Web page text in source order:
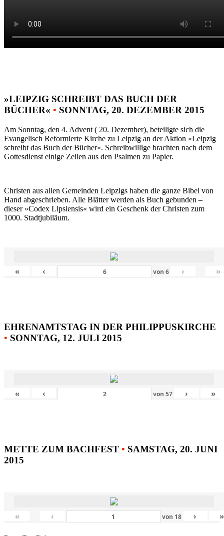
»LEIPZIG SCHREIBT DAS BUCH DER
BÜCHER« • SONNTAG, 20. DEZEMBER 2015
Am Sonntag, den 4. Advent ( 20. Dezember), beteiligte sich die
Evangelisch Reformierte Kirche zu Leipzig an der Aktion »Leipzig
schreibt das Buch der Bücher«. Schreibwillige brachten nach dem
Gottesdienst einige Zeilen aus den Psalmen zu Papier.
Christen aus allen Gemeinden Leipzigs haben die ganze Bibel von
Hand abgeschrieben. Alle Blätter werden als Buch gebunden –
dieser »Codex Lipsiensis« wird ein Geschenk der Christen zum
1000. Stadtjubiläum.
« ‹ von6 › »
EHRENAMTSTAG IN DER PHILIPPUSKIRCHE
• SONNTAG, 12. JULI 2015
« ‹ von57 › »
METTE ZUM BACHFEST • SAMSTAG, 20. JUNI
2015
« ‹ von 18 › »